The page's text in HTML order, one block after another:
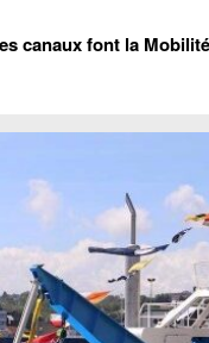
canaux font la